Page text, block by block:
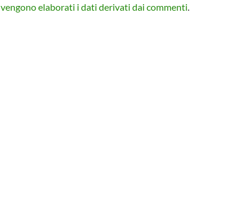
vengono elaborati i dati derivati dai commenti.